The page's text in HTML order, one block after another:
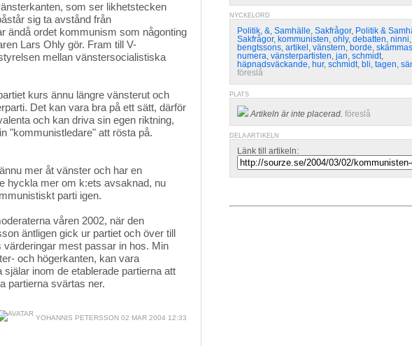
som ser likhetstecken
sig ta avstånd från
ändå ordet kommunism som någonting
Lars Ohly gör. Fram till V-
mellan vänstersocialistiska
kurs ännu längre vänsterut och
Det kan vara bra på ett sätt, därför
och kan driva sin egen riktning,
"kommunistledare" att rösta på.
mer åt vänster och har en
hyckla mer om k:ets avsaknad, nu
parti igen.
våren 2002, när den
äntligen gick ur partiet och över till
mest passar in hos. Min
och högerkanten, kan vara
inom de etablerade partierna att
partierna svärtas ner.
YOHANNIS PETERSSON 02 MAR 2004 12:33
NYCKELORD
Politik, &, Samhälle, Sakfrågor, Politik &
Sakfrågor, kommunisten, ohly, debatten, ninni,
bengtssons, artikel , vänstern, borde, skämmas
numera, vänsterpartisten, jan, schmidt,
häpnadsväckande, hur, schmidt, bli, tagen,
föreslå
PLATS
Artikeln är inte placerad. föreslå
DELA ARTIKELN
Länk till artikeln: